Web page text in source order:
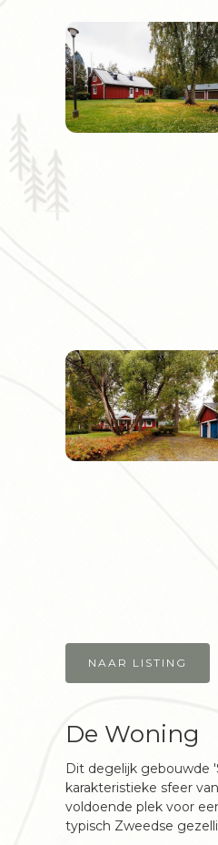
NAAR LISTING
De Woning
Dit degelijk gebouwde
karakteristieke sfeer
voldoende plek voor
typisch Zweedse